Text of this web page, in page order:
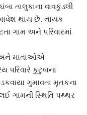
તાલુકાના વાવકુંડલી
થાય છે. નાયક
ગામ અને પરિવારમાં
અને માતાઓએ
પરિવારે કુટુંબના
ગુમાવતા મૃતકના
ગામની સ્થિતિ પથ્થર